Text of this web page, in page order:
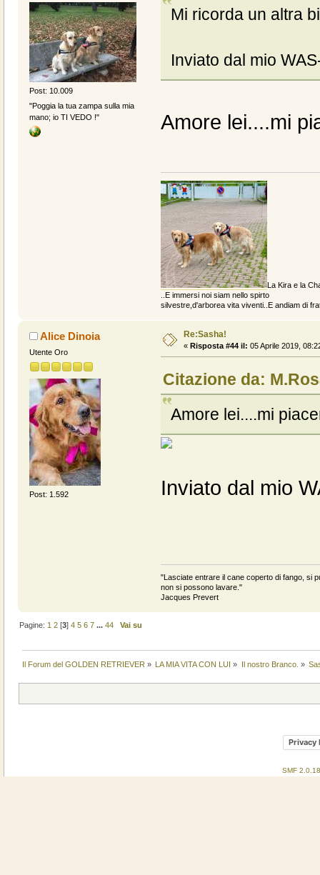
Post: 10.009
"Poggia la tua zampa sulla mia
mano; io TI VEDO !"
Mi ricorda un altra
Inviato dal mio
Amore lei....mi
La Kira e la
..E immersi noi siam nello spirto
silvestre,d'arborea vita viventi..E andiam di
Alice Dinoia
Utente Oro
Post: 1.592
Re:Sasha!
« Risposta #44 il: 05 Aprile 2019,
Citazione da:
Amore lei....mi
Inviato dal mio
"Lasciate entrare il cane coperto di fango, si
non si possono lavare."
Jacques Prevert
Pagine: 1 2 [3]4 5 6 7 ...44 Vai su
Il Forum del GOLDEN RETRIEVER » LA MIA VITA CON LUI » Il nostro Branco. »
Privacy
SMF 2.0.18